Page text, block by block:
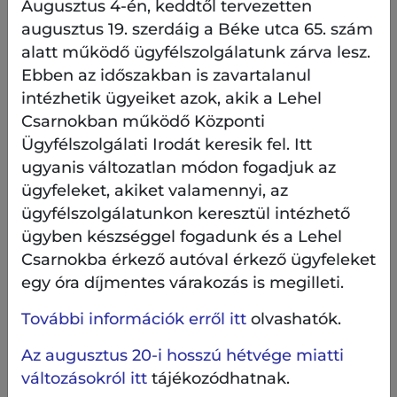
Augusztus 4-én, keddtől tervezetten
augusztus 19. szerdáig a Béke utca 65. szám
alatt működő ügyfélszolgálatunk zárva lesz.
Ebben az időszakban is zavartalanul
intézhetik ügyeiket azok, akik a Lehel
Csarnokban működő Központi
Ügyfélszolgálati Irodát keresik fel. Itt
ugyanis változatlan módon fogadjuk az
ügyfeleket, akiket valamennyi, az
ügyfélszolgálatunkon keresztül intézhető
ügyben készséggel fogadunk és a Lehel
Csarnokba érkező autóval érkező ügyfeleket
egy óra díjmentes várakozás is megilleti.
További információk erről ittolvashatók.
Az augusztus 20-i hosszú hétvége miatti
változásokról itttájékozódhatnak.